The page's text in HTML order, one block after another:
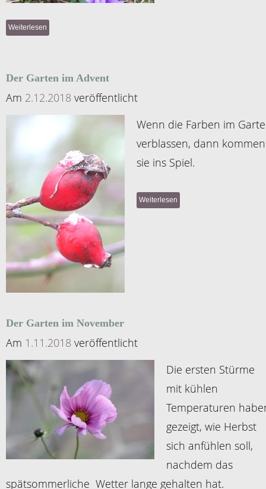
Weiterlesen
Der Garten im Advent
Am 2.12.2018 veröffentlicht
Wenn die Farben im
verblassen, dann kommen
sie ins Spiel.
Weiterlesen
Der Garten im November
Am 1.11.2018 veröffentlicht
Die ersten Stürme
mit kühlen
Temperaturen
gezeigt, wie Herbst
sich anfühlen soll,
nachdem das
spätsommerliche Wetter lange gehalten hat.